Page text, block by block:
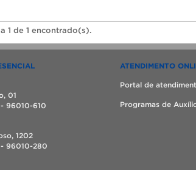
1 de 1 encontrado(s).
01
96010-610
1202
- 96010-280
ATENDIMENTO
Portal de
Programas de